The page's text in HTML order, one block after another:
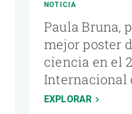
NOTICIA
Paula Bruna,
mejor poster
ciencia en el
Internacional
EXPLORAR